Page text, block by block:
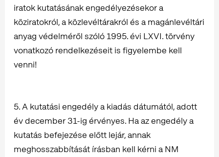
iratok kutatásának engedélyezésekor a
köziratokról, a közlevéltárakról és a magánlevéltári
anyag védelméről szóló 1995. évi LXVI. törvény
vonatkozó rendelkezéseit is figyelembe kell
venni!
5. A kutatási engedély a kiadás dátumától, adott
év december 31-ig érvényes. Ha az engedély a
kutatás befejezése előtt lejár, annak
meghosszabbítását írásban kell kérni a NM